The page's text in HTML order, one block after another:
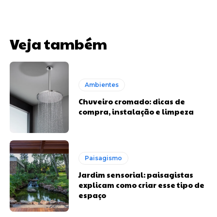
Veja também
Ambientes
Chuveiro cromado: dicas de
compra, instalação e limpeza
Paisagismo
Jardim sensorial: paisagistas
explicam como criar esse tipo de
espaço